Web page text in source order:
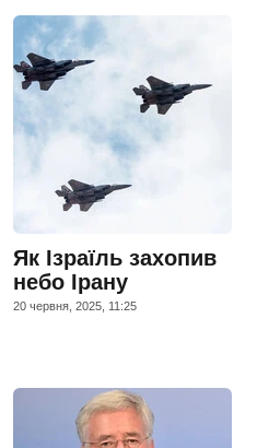
Як Ізраїль захопив
небо Ірану
20 червня, 2025, 11:25